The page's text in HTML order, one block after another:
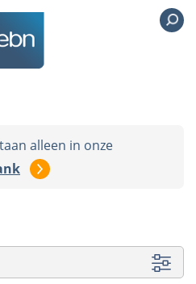
alleen in onze